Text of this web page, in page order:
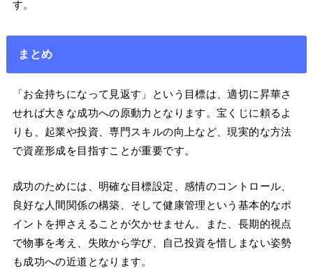
す。
まとめ
「お金持ちになって見返す」という目標は、適切に昇華さ
せれば大きな成功への原動力となります。宝くじに頼るよ
りも、起業や投資、専門スキルの向上など、現実的な方法
で資産形成を目指すことが重要です。
成功のためには、明確な目標設定、感情のコントロール、
良好な人間関係の構築、そして健康管理という基本的なポ
イントを押さえることが欠かせません。また、長期的視点
で物事を考え、失敗から学び、自己投資を惜しまない姿勢
も成功への近道となります。